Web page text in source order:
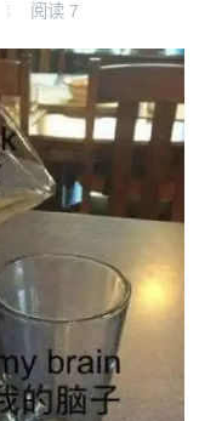
阅读 7